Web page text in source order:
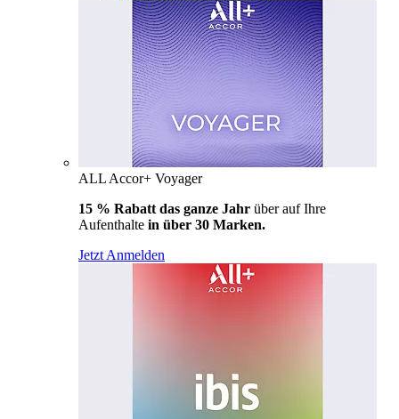
ALL Accor+ Voyager
15 % Rabatt das ganze Jahr über auf Ihre
Aufenthalte in über 30 Marken.
Jetzt Anmelden